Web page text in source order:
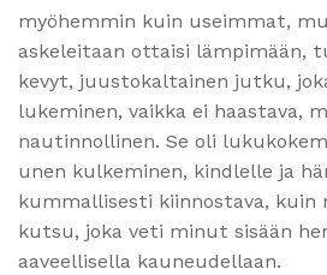
myöhemmin kuin useimmat,
askeleitaan ottaisi lämpimään,
kevyt, juustokaltainen jutku,
lukeminen, vaikka ei haastava,
nautinnollinen. Se oli
unen kulkeminen, kindlelle ja
kummallisesti kiinnostava, kuin
kutsu, joka veti minut sisään
aaveellisella kauneudellaan.